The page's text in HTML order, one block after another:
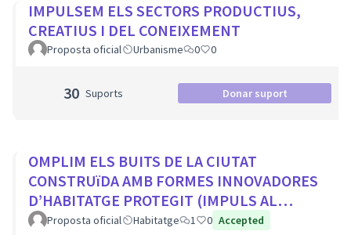
IMPULSEM ELS SECTORS PRODUCTIUS,
CREATIUS I DEL CONEIXEMENT
Proposta oficial Urbanisme 0 0
30 Suports Donar suport
OMPLIM ELS BUITS DE LA CIUTAT
CONSTRUïDA AMB FORMES INNOVADORES
D’HABITATGE PROTEGIT (IMPULS AL
COHABITATGE, APROFITAR LOCALS BUITS
Proposta oficial Habitatge 1 0 Accepted